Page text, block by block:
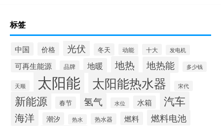
标签
中国 价格 光伏 冬天 动能 十大 发电机
可再生能源 品牌 地暖 地热 地热能 多少钱
天顺 太阳能 太阳能热水器 宋代
新能源 春节 氢气 水位 水箱 汽车
海洋 潮汐 热水 热水器 燃料
燃料电池